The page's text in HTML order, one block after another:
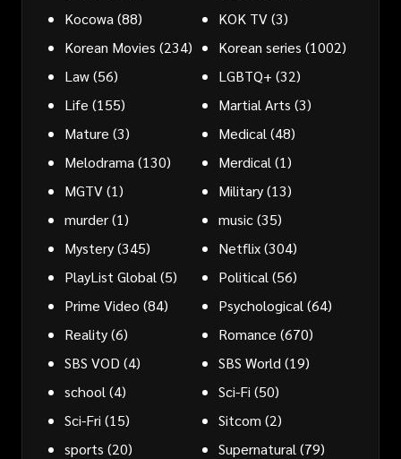
Kocowa (88) KOK TV(3)
Korean Movies (234) Korean series (1002)
Law(56) LGBTQ+ (32)
Life (155) Martial Arts (3)
Mature (3) Medical (48)
Melodrama (130) Merdical (1)
MGTV(1) Military(13)
murder(1) music(35)
Mystery(345) Netflix(304)
PlayList Global (5) Political (56)
Prime Video (84) Psychological (64)
Reality(6) Romance (670)
SBS VOD (4) SBS World (19)
school (4) Sci-Fi (50)
Sci-Fri (15) Sitcom (2)
sports (20) Supernatural (79)